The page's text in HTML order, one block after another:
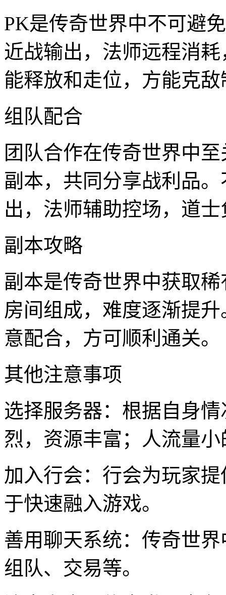
PK是传奇世界中不可避
近战输出，法师远程消
能释放和走位，方能克敌
组队配合
团队合作在传奇世界中
副本，共同分享战利品
出，法师辅助控场，道
副本攻略
副本是传奇世界中获取
房间组成，难度逐渐提
意配合，方可顺利通关。
其他注意事项
选择服务器：根据自身
烈，资源丰富；人流量
加入行会：行会为玩家
于快速融入游戏。
善用聊天系统：传奇世
组队、交易等。